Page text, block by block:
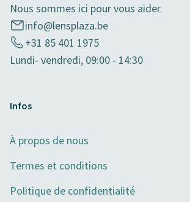
Nous sommes ici pour vous aider.
info@lensplaza.be
+31 85 401 1975
Lundi- vendredi, 09:00 - 14:30
Infos
À propos de nous
Termes et conditions
Politique de confidentialité